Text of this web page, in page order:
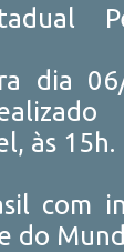
dia
às 15h.
com
do